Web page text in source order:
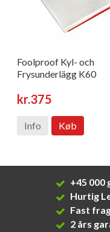
Foolproof Kyl- och
Frysunderlägg K60
kr.375
Info Køb
+45 000
Hurtig
Fast
2 års